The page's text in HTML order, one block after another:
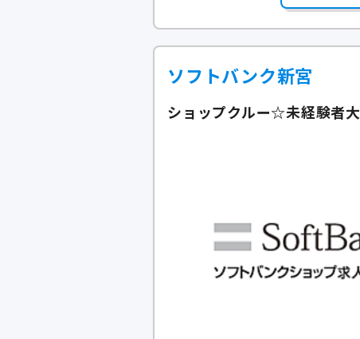
ソフトバンク新宮
ショップクルー☆未経験者